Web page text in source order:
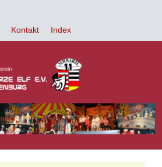
Kontakt Index